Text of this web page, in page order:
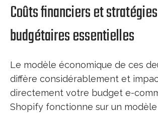
Coûts financiers et stratégies
budgétaires essentielles
Le modèle économique de ces
diffère considérablement et
directement votre budget e-
Shopify fonctionne sur un modèle